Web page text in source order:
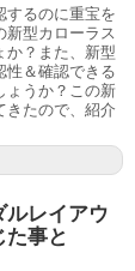
するのに重宝を
新型カローラス
か？また、新型
性＆確認できる
ょうか？この新
きたので、紹介
ルレイアウ
た事と